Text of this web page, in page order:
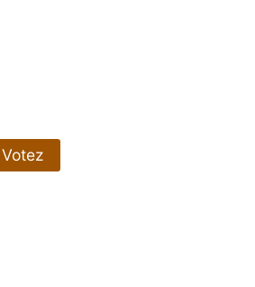
Votez